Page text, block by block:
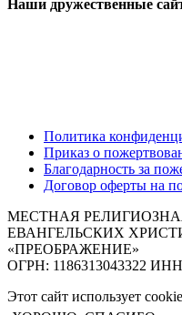
Наши дружественные
Политика
Приказ о
Благодарность за
Договор оферты на
МЕСТНАЯ
ЕВАНГЕЛЬСКИХ
«ПРЕОБРАЖЕНИЕ»
ОГРН: 1186313043322
Этот сайт использует